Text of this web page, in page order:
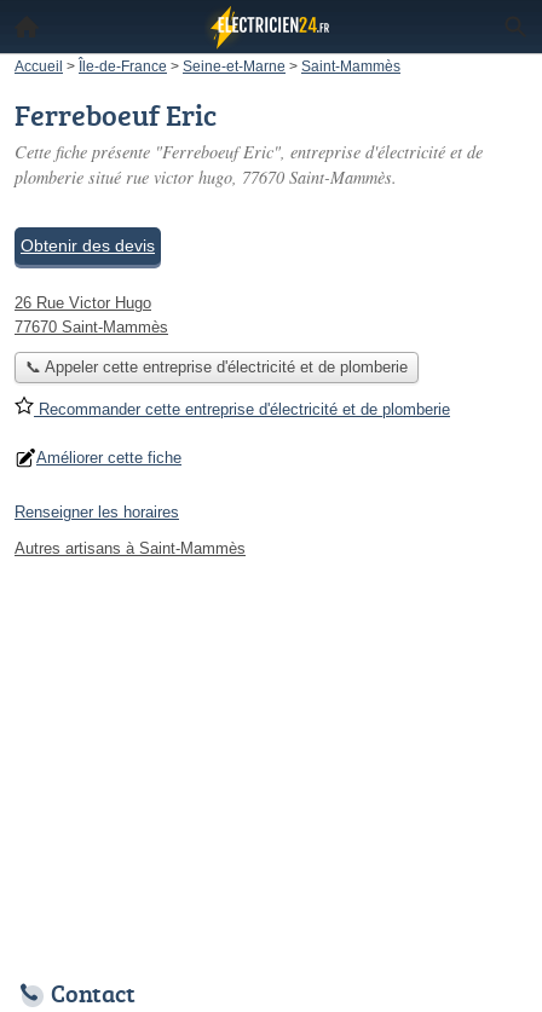
Accueil > Île-de-France > Seine-et-Marne > Saint-Mammès
Ferreboeuf Eric
Cette fiche présente "Ferreboeuf Eric", entreprise d'électricité et de
plomberie situé rue victor hugo, 77670 Saint-Mammès.
Obtenir des devis
26 Rue Victor Hugo
77670 Saint-Mammès
📞 Appeler cette entreprise d'électricité et de plomberie
Recommander cette entreprise d'électricité et de plomberie
Améliorer cette fiche
Renseigner les horaires
Autres artisans à Saint-Mammès
Contact